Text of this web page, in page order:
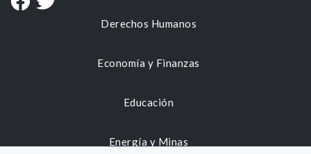
Derechos Humanos
Economía y Finanzas
Educación
Energía y Minas